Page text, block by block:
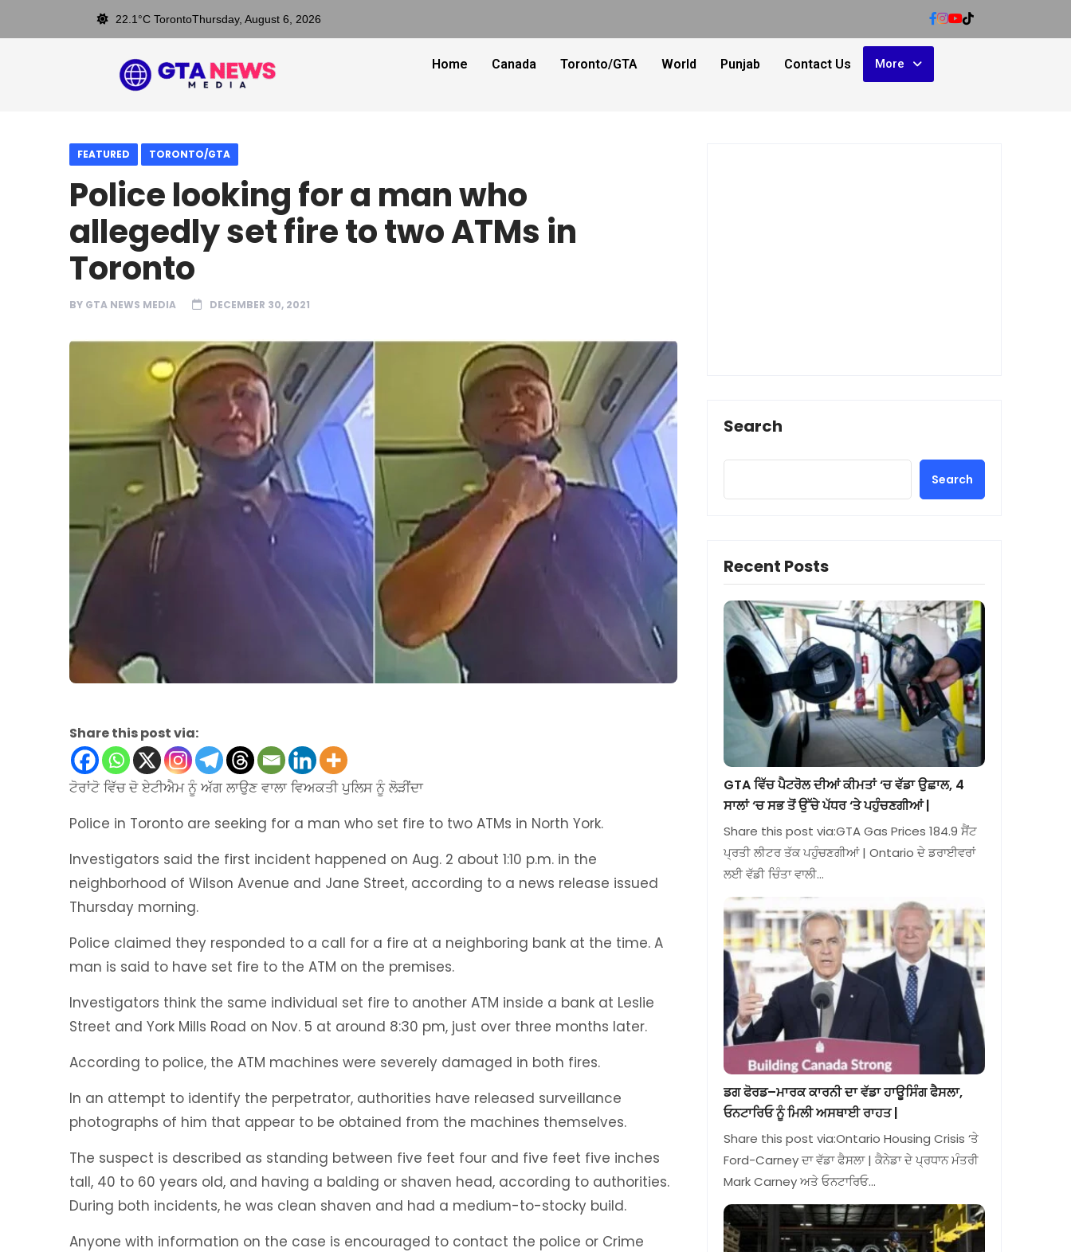
22.1°C TorontoThursday, August 6, 2026
Home Canada Toronto/GTA World Punjab Contact Us More
FEATURED TORONTO/GTA
Police looking for a man who
allegedly set fire to two ATMs in
Toronto
BY GTA NEWS MEDIA DECEMBER 30, 2021
Share this post via:
ਟੋਰਾਂਟੋ ਵਿੱਚ ਦੋ ਏਟੀਐਮ ਨੂੰ ਅੱਗ ਲਾਉਣ ਵਾਲਾ ਵਿਅਕਤੀ ਪੁਲਿਸ ਨੂੰ ਲੋੜੀਂਦਾ
Police in Toronto are seeking for a man who set fire to two ATMs in North York.
Investigators said the first incident happened on Aug. 2 about 1:10 p.m. in the
neighborhood of Wilson Avenue and Jane Street, according to a news release issued
Thursday morning.
Police claimed they responded to a call for a fire at a neighboring bank at the time. A
man is said to have set fire to the ATM on the premises.
Investigators think the same individual set fire to another ATM inside a bank at Leslie
Street and York Mills Road on Nov. 5 at around 8:30 pm, just over three months later.
According to police, the ATM machines were severely damaged in both fires.
In an attempt to identify the perpetrator, authorities have released surveillance
photographs of him that appear to be obtained from the machines themselves.
The suspect is described as standing between five feet four and five feet five inches
tall, 40 to 60 years old, and having a balding or shaven head, according to authorities.
During both incidents, he was clean shaven and had a medium-to-stocky build.
Anyone with information on the case is encouraged to contact the police or Crime
Search
Search
Recent Posts
GTA ਵਿੱਚ ਪੈਟਰੋਲ ਦੀਆਂ ਕੀਮਤਾਂ ‘ਚ ਵੱਡਾ ਉਛਾਲ, 4
ਸਾਲਾਂ ‘ਚ ਸਭ ਤੋਂ ਉੱਚੇ ਪੱਧਰ ‘ਤੇ ਪਹੁੰਚਣਗੀਆਂ |
Share this post via:GTA Gas Prices 184.9 ਸੈਂਟ
ਪ੍ਰਤੀ ਲੀਟਰ ਤੱਕ ਪਹੁੰਚਣਗੀਆਂ | Ontario ਦੇ ਡਰਾਈਵਰਾਂ
ਲਈ ਵੱਡੀ ਚਿੰਤਾ ਵਾਲੀ…
ਡਗ ਫੋਰਡ–ਮਾਰਕ ਕਾਰਨੀ ਦਾ ਵੱਡਾ ਹਾਊਸਿੰਗ ਫੈਸਲਾ,
ਓਨਟਾਰਿਓ ਨੂੰ ਮਿਲੀ ਅਸਥਾਈ ਰਾਹਤ |
Share this post via:Ontario Housing Crisis ‘ਤੇ
Ford-Carney ਦਾ ਵੱਡਾ ਫੈਸਲਾ | ਕੈਨੇਡਾ ਦੇ ਪ੍ਰਧਾਨ ਮੰਤਰੀ
Mark Carney ਅਤੇ ਓਨਟਾਰਿਓ…